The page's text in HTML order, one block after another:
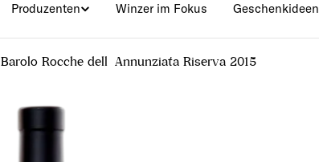
Produzenten Winzer im Fokus Geschenkideen
Barolo Rocche dell´Annunziata Riserva 2015